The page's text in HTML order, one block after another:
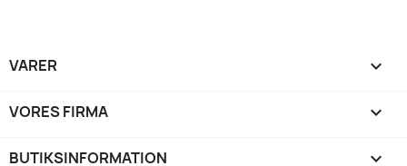
VARER 
VORES FIRMA 
BUTIKSINFORMATION keyboard_arrow_down